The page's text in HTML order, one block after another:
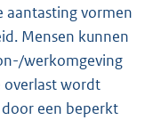
aantasting vormen
Mensen kunnen
werkomgeving
overlast wordt
een beperkt